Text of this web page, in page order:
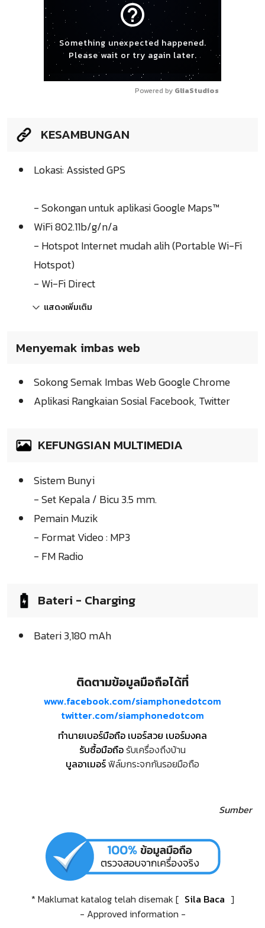
help_outline
Something unexpected happened.
Please wait or try again later.
Powered by GliaStudios
KESAMBUNGAN
Lokasi: Assisted GPS
- Sokongan untuk aplikasi Google Maps™
WiFi 802.11b/g/n/a
- Hotspot Internet mudah alih (Portable Wi-Fi
Hotspot)
- Wi-Fi Direct
แสดงเพิ่มเติม
Menyemak imbas web
Sokong Semak Imbas Web Google Chrome
Aplikasi Rangkaian Sosial Facebook, Twitter
KEFUNGSIAN MULTIMEDIA
Sistem Bunyi
- Set Kepala / Bicu 3.5 mm.
Pemain Muzik
- Format Video : MP3
- FM Radio
Bateri - Charging
Bateri 3,180 mAh
ติดตามข้อมูลมือถือได้ที่
www.facebook.com/siamphonedotcom
twitter.com/siamphonedotcom
ทำนายเบอร์มือถือ เบอร์สวย เบอร์มงคล
รับซื้อมือถือรับเครื่องถึงบ้าน
บูลอาเมอร์ฟิล์มกระจกกันรอยมือถือ
Sumber
* Maklumat katalog telah disemak [ Sila Baca ]
- Approved information -